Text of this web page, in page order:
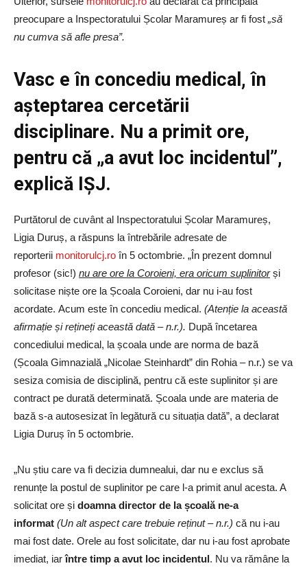
preocupare a Inspectoratului Școlar Maramureș ar fi fost „să
nu cumva să afle presa”.
Vasc e în concediu medical, în
așteptarea cercetării
disciplinare. Nu a primit ore,
pentru că „a avut loc incidentul”,
explică IȘJ.
Purtătorul de cuvânt al Inspectoratului Școlar Maramureș,
Ligia Duruș, a răspuns la întrebările adresate de
reporterii monitorulcj.ro în 5 octombrie. „În prezent domnul
profesor (sic!) nu are ore la Coroieni, era oricum suplinitorși
solicitase niște ore la Școala Coroieni, dar nu i-au fost
acordate. Acum este în concediu medical. (Atenție la această
afirmație și rețineți această dată – n.r.). După încetarea
concediului medical, la școala unde are norma de bază
(Școala Gimnazială „Nicolae Steinhardt” din Rohia – n.r.) se va
sesiza comisia de disciplină, pentru că este suplinitor și are
contract pe durată determinată. Școala unde are materia de
bază s-a autosesizat în legătură cu situația dată”, a declarat
Ligia Duruș în 5 octombrie.
„Nu știu care va fi decizia dumnealui, dar nu e exclus să
renunțe la postul de suplinitor pe care l-a primit anul acesta. A
solicitat ore și doamna director de la școală ne-a
informat (Un alt aspect care trebuie reținut – n.r.) că nu i-au
mai fost date. Orele au fost solicitate, dar nu i-au fost aprobate
imediat, iarîntre timp a avut loc incidentul. Nu va rămâne la